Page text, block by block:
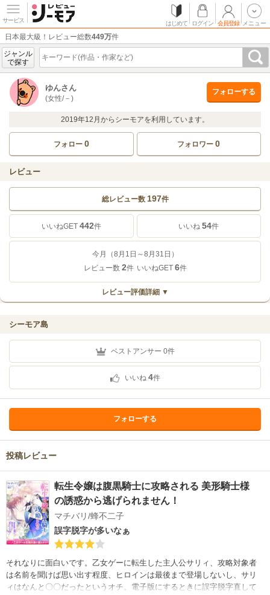
サービス はじめて ログイン 会員登録 メニュー
日本最大級！レビュー総数449万件
ジャンル
で探す
ゆんさん
(女性/－)
フォローする
2019年12月からシーモアを利用しています。
フォロー 0 フォロワー0
レビュー
総レビュー数 197件
いいねGET 442件 いいね54件
今月（8月1日～8月31日）
レビュー数 2件 いいねGET 6件
レビュー評価詳細 ▼
シーモア島
ベストアンサー 0件
いいね 4件
フォローする
投稿レビュー
転生令嬢は腹黒騎士に攻略される 美形騎士様
の誘惑から逃げられません！
マチバリ/蜂不二子
誤字脱字が多いなぁ
それなりに面白いです。乙女ゲーに転生した主人公サリィ、攻略対象者
は名前を聞けば思い出す程度、ヒロインは最後まで登場しないし、サリ
ィはなんと〇〇だったというオチ。電子版にするときに誤字脱字直して